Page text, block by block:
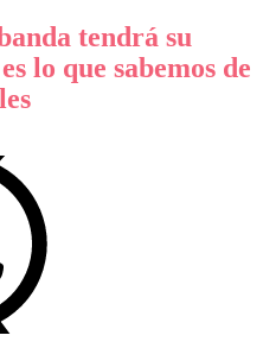
tendrá su
lo que sabemos de